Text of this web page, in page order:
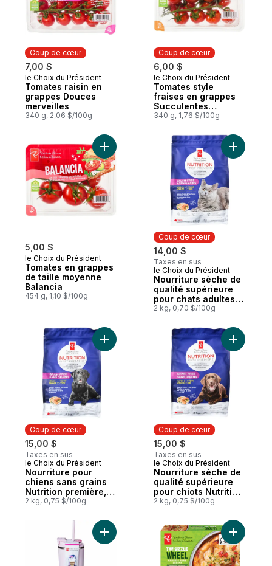
Coup de cœur
7,00 $
Coup de cœur
le Choix du Président
Tomates raisin en
grappes Douces
merveilles
340 g, 2,06 $/100g
Coup de cœur
6,00 $
Coup de cœur
le Choix du Président
Tomates style
fraises en grappes
Succulentes
beautés
340 g, 1,76 $/100g
5,00 $
le Choix du Président
Tomates en grappes
de taille moyenne
Balancia
454 g, 1,10 $/100g
Ajouter Tomates en grappes de taille
Coup de cœur
14,00 $
Taxes en sus
Coup de cœur
le Choix du Président
Nourriture sèche de
qualité supérieure
pour chats adultes
Nutrition première
au saumon, aux
pommes de terre et
aux pois
2 kg, 0,70 $/100g
Ajouter
Coup de cœur
15,00 $
Taxes en sus
Coup de cœur
le Choix du Président
Nourriture pour
chiens sans grains
Nutrition première,
saumon, pommes de
2 kg, 0,75 $/100g
Ajouter Nourriture pour chiens sans
Coup de cœur
15,00 $
Taxes en sus
Coup de cœur
le Choix du Président
Nourriture sèche de
qualité supérieure
pour chiots Nutrition
première sans
pommes de terre et
aux pois
2 kg, 0,75 $/100g
Ajouter
Ajouter Bouteille isotherme en acierAjouter